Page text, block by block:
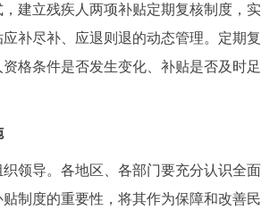
建立残疾人两项补贴定期复核制度，实
补尽补、应退则退的动态管理。定期复
格条件是否发生变化、补贴是否及时足
导。各地区、各部门要充分认识全面
制度的重要性，将其作为保障和改善民